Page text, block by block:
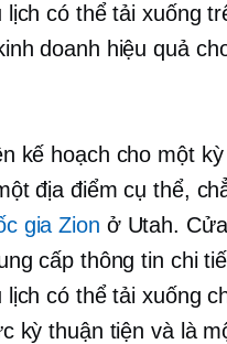
lịch có thể tải xuống
doanh hiệu quả
kế hoạch cho một
địa điểm cụ thể,
gia Zion ở Utah.
cấp thông tin chi
lịch có thể tải xuống
kỳ thuận tiện và là